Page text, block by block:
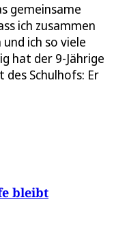
gemeinsame
ich zusammen
ich so viele
hat der 9-Jährige
Schulhofs: Er
bleibt